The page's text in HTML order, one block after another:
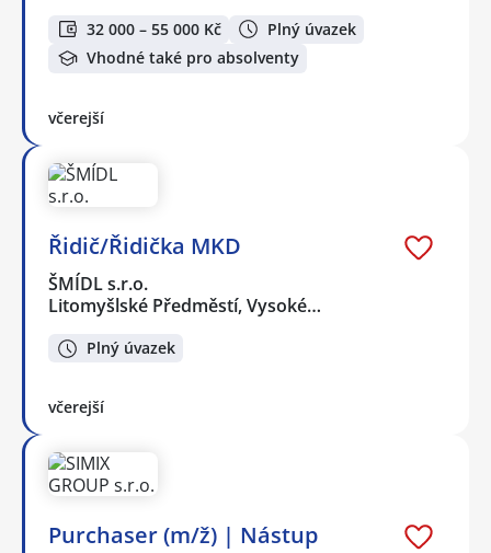
32 000 – 55 000 Kč
Plný úvazek
Vhodné také pro absolventy
včerejší
Řidič/Řidička MKD
ŠMÍDL s.r.o.
Litomyšlské Předměstí, Vysoké…
Plný úvazek
včerejší
Purchaser (m/ž) | Nástup